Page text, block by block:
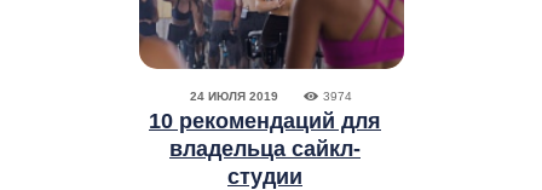
24 ИЮЛЯ 2019 3974
10 рекомендаций для
владельца сайкл-
студии